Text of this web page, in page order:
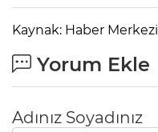
Kaynak: Haber Merkezi
Yorum Ekle
Adınız Soyadınız